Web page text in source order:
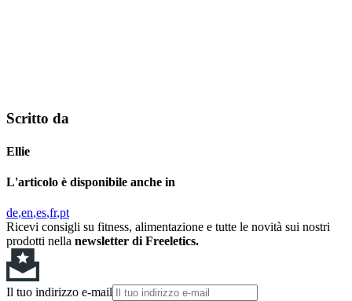
Scritto da
Ellie
L'articolo è disponibile anche in
de en es fr pt
Ricevi consigli su fitness, alimentazione e tutte le novità sui nostri
prodotti nella newsletter di Freeletics.
Il tuo indirizzo e-mail